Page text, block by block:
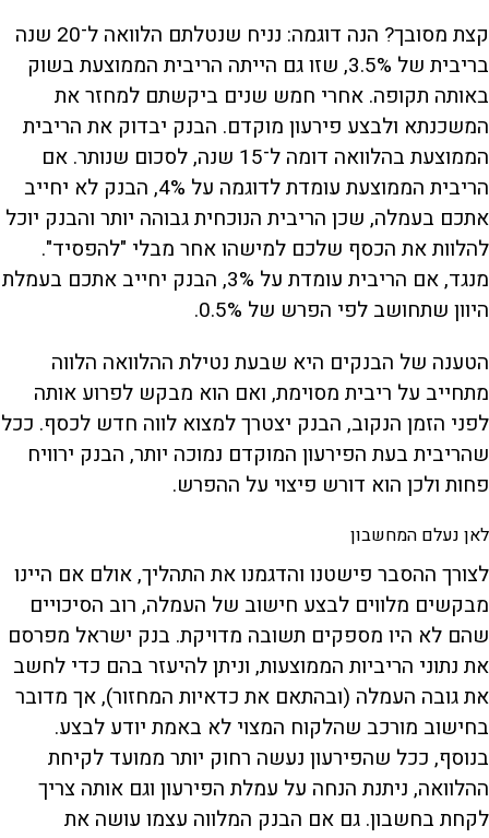
קצת מסובך? הנה דוגמה: נניח שנטלתם הלוואה ל־20 שנה
בריבית של 3.5%, שזו גם הייתה הריבית הממוצעת בשוק
באותה תקופה. אחרי חמש שנים ביקשתם למחזר את
המשכנתא ולבצע פירעון מוקדם. הבנק יבדוק את הריבית
הממוצעת בהלוואה דומה ל־15 שנה, לסכום שנותר. אם
הריבית הממוצעת עומדת לדוגמה על 4%, הבנק לא יחייב
אתכם בעמלה, שכן הריבית הנוכחית גבוהה יותר והבנק יוכל
להלוות את הכסף שלכם למישהו אחר מבלי "להפסיד".
מנגד, אם הריבית עומדת על 3%, הבנק יחייב אתכם בעמלת
היוון שתחושב לפי הפרש של 0.5%.
הטענה של הבנקים היא שבעת נטילת ההלוואה הלווה
מתחייב על ריבית מסוימת, ואם הוא מבקש לפרוע אותה
לפני הזמן הנקוב, הבנק יצטרך למצוא לווה חדש לכסף. ככל
שהריבית בעת הפירעון המוקדם נמוכה יותר, הבנק ירוויח
פחות ולכן הוא דורש פיצוי על ההפרש.
לאן נעלם המחשבון
לצורך ההסבר פישטנו והדגמנו את התהליך, אולם אם היינו
מבקשים מלווים לבצע חישוב של העמלה, רוב הסיכויים
שהם לא היו מספקים תשובה מדויקת. בנק ישראל מפרסם
את נתוני הריביות הממוצעות, וניתן להיעזר בהם כדי לחשב
את גובה העמלה (ובהתאם את כדאיות המחזור), אך מדובר
בחישוב מורכב שהלקוח המצוי לא באמת יודע לבצע.
בנוסף, ככל שהפירעון נעשה רחוק יותר ממועד לקיחת
ההלוואה, ניתנת הנחה על עמלת הפירעון וגם אותה צריך
לקחת בחשבון. גם אם הבנק המלווה עצמו עושה את